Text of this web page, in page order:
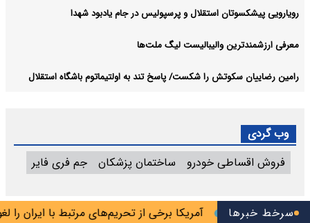
سرخط خبرها آمریکا برخی از تحریم‌های مرتبط با ایران را لغو
رویارویی پیشکسوتان استقلال و پرسپولیس در جام یادبود شهدا
معرفی ارزشمندترین والیبالیست لیگ ملت‌ها
رامین رضاییان سکوتش را شکست/ پاسخ تند به اولتیماتوم باشگاه استقلال
وب گردی
فروش اقساطی خودرو
ساختمان پزشکان جم فری فایر